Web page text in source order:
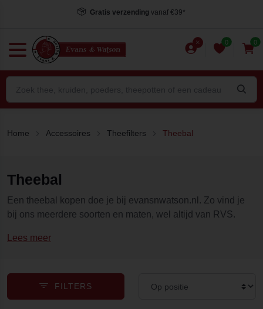
Gratis verzending vanaf €39*
0 0
Home Accessoires Theefilters Theebal
Theebal
Een theebal kopen doe je bij evansnwatson.nl. Zo vind je
bij ons meerdere soorten en maten, wel altijd van RVS.
Lees meer
FILTERS